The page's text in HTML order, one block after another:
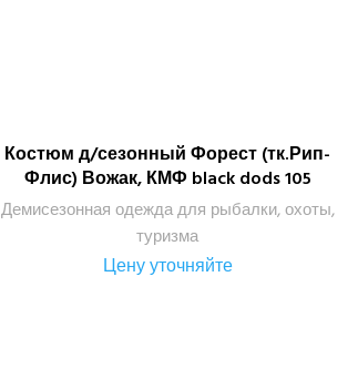
ПОДРОБНЕЕ
Костюм д/сезонный Форест (тк.Рип-
Флис) Вожак, КМФ black dods 105
Демисезонная одежда для рыбалки, охоты,
туризма
Цену уточняйте